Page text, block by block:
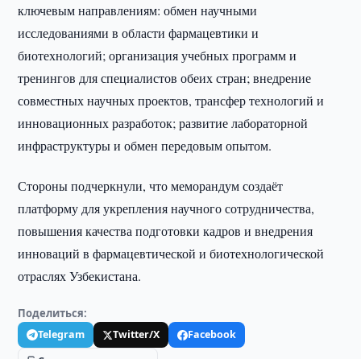
ключевым направлениям: обмен научными
исследованиями в области фармацевтики и
биотехнологий; организация учебных программ и
тренингов для специалистов обеих стран; внедрение
совместных научных проектов, трансфер технологий и
инновационных разработок; развитие лабораторной
инфраструктуры и обмен передовым опытом.
Стороны подчеркнули, что меморандум создаёт
платформу для укрепления научного сотрудничества,
повышения качества подготовки кадров и внедрения
инноваций в фармацевтической и биотехнологической
отраслях Узбекистана.
Поделиться:
Telegram Twitter/X
Facebook